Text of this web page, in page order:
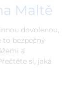
Maltě
dovolenou,
to bezpečný
a
si, jaká